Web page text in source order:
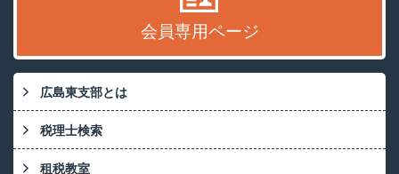
会員専用ページ
広島東支部とは
税理士検索
租税教室